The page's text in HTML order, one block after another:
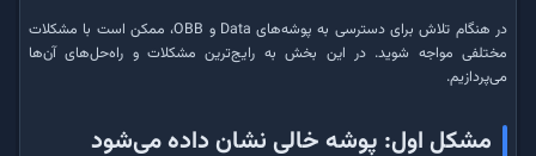
در هنگام تلاش برای دسترسی به پوشه‌های Data و OBB، ممکن است با مشکلات
مختلفی مواجه شوید. در این بخش به رایج‌ترین مشکلات و راه‌حل‌های آن‌ها
می‌پردازیم.
مشکل اول: پوشه خالی نشان داده می‌شود